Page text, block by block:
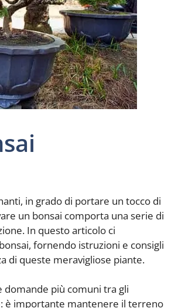
in grado di portare un tocco di
un bonsai comporta una serie di
In questo articolo ci
fornendo istruzioni e consigli
di queste meravigliose piante.
domande più comuni tra gli
è importante mantenere il terreno